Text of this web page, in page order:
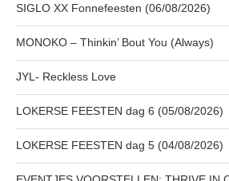
SIGLO XX Fonnefeesten (06/08/2026)
MONOKO – Thinkin’ Bout You (Always)
JYL- Reckless Love
LOKERSE FEESTEN dag 6 (05/08/2026)
LOKERSE FEESTEN dag 5 (04/08/2026)